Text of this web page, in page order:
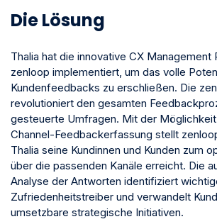
Die Lösung
Thalia hat die innovative CX Management
zenloop implementiert, um das volle
Kundenfeedbacks zu erschließen. Die
revolutioniert den gesamten
gesteuerte Umfragen. Mit der
Channel-Feedbackerfassung stellt
Thalia seine Kundinnen und Kunden zum
über die passenden Kanäle erreicht. Die
Analyse der Antworten identifiziert
Zufriedenheitstreiber und verwandelt
umsetzbare strategische Initiativen.